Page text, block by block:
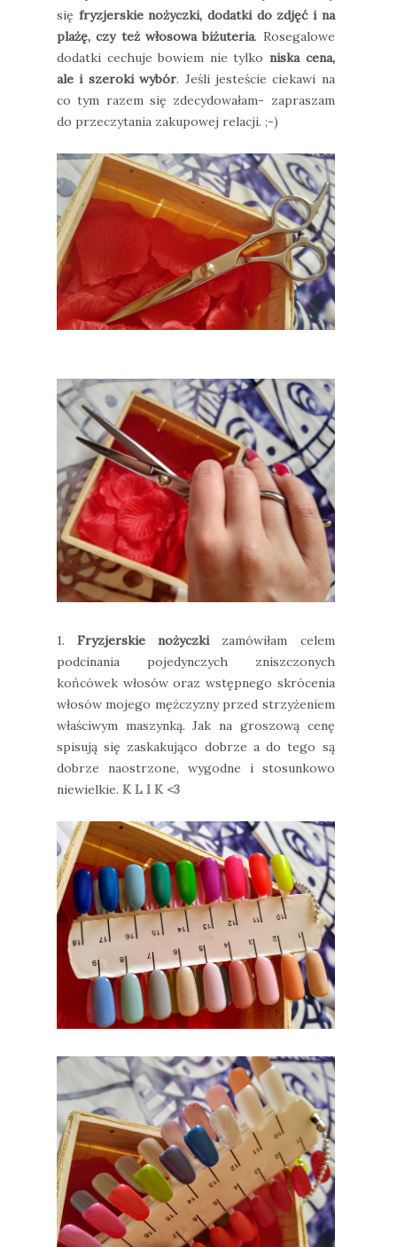
się fryzjerskie nożyczki, dodatki do zdjęć i na
plażę, czy też włosowa biżuteria. Rosegalowe
dodatki cechuje bowiem nie tylkoniska cena,
ale i szeroki wybór. Jeśli jesteście ciekawi na
co tym razem się zdecydowałam- zapraszam
do przeczytania zakupowej relacji. ;-)
1.Fryzjerskie nożyczkizamówiłam celem
podcinania pojedynczych zniszczonych
końcówek włosów oraz wstępnego skrócenia
włosów mojego mężczyzny przed strzyżeniem
właściwym maszynką. Jak na groszową cenę
spisują się zaskakująco dobrze a do tego są
dobrze naostrzone, wygodne i stosunkowo
niewielkie. K L I K <3